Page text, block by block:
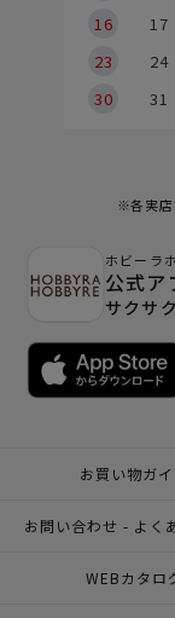
16
17
23
24
30
31
※各実店
ホビーラ
公式ア
サクサ
お買い物ガ
お問い合わせ - よく
WEBカタロ